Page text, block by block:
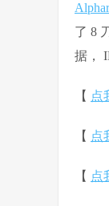
了 8
据，
【 点
【 点
【 点